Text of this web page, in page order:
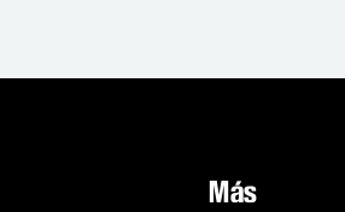
Más